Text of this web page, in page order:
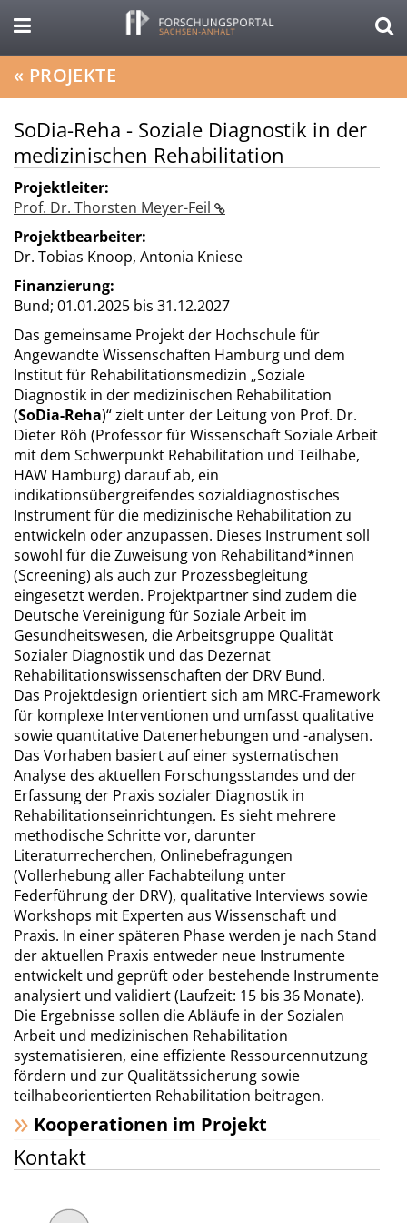
« PROJEKTE
SoDia-Reha - Soziale Diagnostik in der
medizinischen Rehabilitation
Projektleiter:
Prof. Dr. Thorsten Meyer-Feil
Projektbearbeiter:
Dr. Tobias Knoop, Antonia Kniese
Finanzierung:
Bund; 01.01.2025 bis 31.12.2027
Das gemeinsame Projekt der Hochschule für
Angewandte Wissenschaften Hamburg und dem
Institut für Rehabilitationsmedizin „Soziale
Diagnostik in der medizinischen Rehabilitation
(SoDia-Reha)“ zielt unter der Leitung von Prof. Dr.
Dieter Röh (Professor für Wissenschaft Soziale Arbeit
mit dem Schwerpunkt Rehabilitation und Teilhabe,
HAW Hamburg) darauf ab, ein
indikationsübergreifendes sozialdiagnostisches
Instrument für die medizinische Rehabilitation zu
entwickeln oder anzupassen. Dieses Instrument soll
sowohl für die Zuweisung von Rehabilitand*innen
(Screening) als auch zur Prozessbegleitung
eingesetzt werden. Projektpartner sind zudem die
Deutsche Vereinigung für Soziale Arbeit im
Gesundheitswesen, die Arbeitsgruppe Qualität
Sozialer Diagnostik und das Dezernat
Rehabilitationswissenschaften der DRV Bund.
Das Projektdesign orientiert sich am MRC-Framework
für komplexe Interventionen und umfasst qualitative
sowie quantitative Datenerhebungen und -analysen.
Das Vorhaben basiert auf einer systematischen
Analyse des aktuellen Forschungsstandes und der
Erfassung der Praxis sozialer Diagnostik in
Rehabilitationseinrichtungen. Es sieht mehrere
methodische Schritte vor, darunter
Literaturrecherchen, Onlinebefragungen
(Vollerhebung aller Fachabteilung unter
Federführung der DRV), qualitative Interviews sowie
Workshops mit Experten aus Wissenschaft und
Praxis. In einer späteren Phase werden je nach Stand
der aktuellen Praxis entweder neue Instrumente
entwickelt und geprüft oder bestehende Instrumente
analysiert und validiert (Laufzeit: 15 bis 36 Monate).
Die Ergebnisse sollen die Abläufe in der Sozialen
Arbeit und medizinischen Rehabilitation
systematisieren, eine effiziente Ressourcennutzung
fördern und zur Qualitätssicherung sowie
teilhabeorientierten Rehabilitation beitragen.
Kooperationen im Projekt
Kontakt